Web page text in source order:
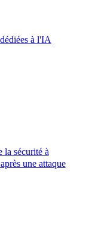
à l'IA
la sécurité à
une attaque